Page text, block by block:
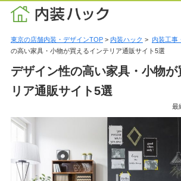
東京の店舗内装・デザインTOP> 内装ハック > 内装工事
の高い家具・小物が買えるインテリア通販サイト5選
デザイン性の高い家具・小物
リア通販サイト5選
最